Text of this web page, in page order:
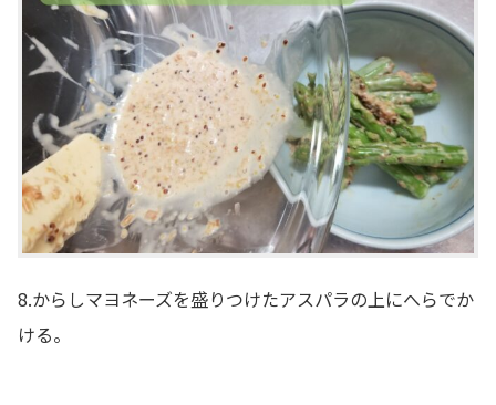
8.からしマヨネーズを盛りつけたアスパラの上にへらでか
ける。